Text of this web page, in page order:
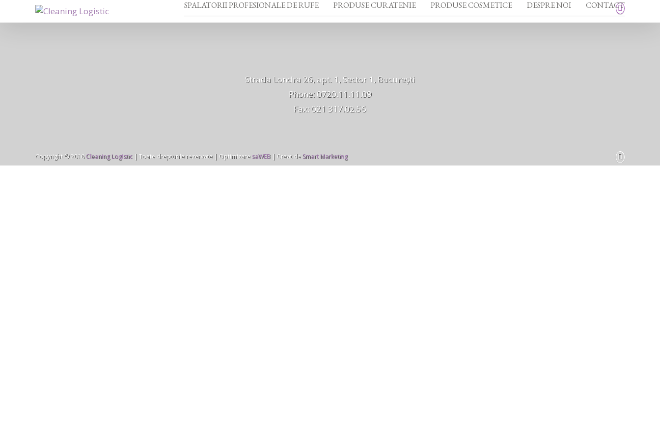
SPALATORII PROFESIONALE DE RUFE PRODUSE CURATENIE PRODUSE COSMETICE DESPRE NOI CONTACT
Strada Londra 26, apt. 1, Sector 1, București
Phone: 0720.11.11.09
Fax: 021 317.02.56
Copyright © 2016Cleaning Logistic| Toate drepturile rezervate | Optimizare saWEB | Creat de Smart Marketing